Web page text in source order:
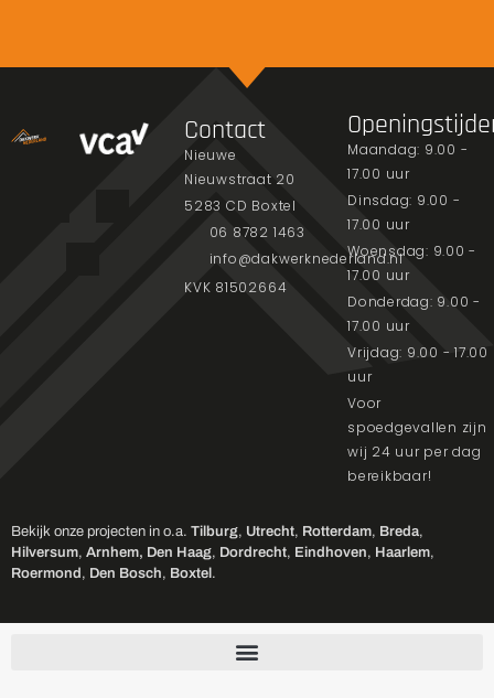
Contact
Nieuwe
Nieuwstraat 20
5283 CD Boxtel
06 8782 1463
info@dakwerknederland.nl
KVK 81502664
Maandag: 9.00 -
17.00 uur
Dinsdag: 9.00 -
17.00 uur
Woensdag: 9.00 -
17.00 uur
Donderdag: 9.00 -
17.00 uur
Vrijdag: 9.00 - 17.00
uur
Voor
spoedgevallen zijn
wij 24 uur per dag
bereikbaar!
Bekijk onze projecten in o.a. Tilburg, Utrecht, Rotterdam, Breda,
Hilversum, Arnhem, Den Haag, Dordrecht, Eindhoven, Haarlem,
Roermond , Den Bosch, Boxtel .